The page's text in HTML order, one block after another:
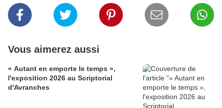
Vous aimerez aussi
« Autant en emporte le temps »,
l'exposition 2026 au Scriptorial
d'Avranches